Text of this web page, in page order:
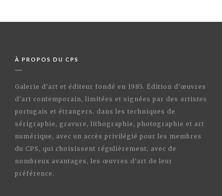
À PROPOS DU CPS
Galerie d'art et éditeur fondé en 1985. Édition d'œuvres
d'art contemporain, limitées et signées par des artistes
portugais et étrangers, dans les techniques de
sérigraphie, gravure, lithographie, photographie et art
numérique, avec un accès privilégié pour les membres
du CPS, qui choisissent régulièrement, avec de
nombreux avantages, les œuvres d'art de leur
préférence.